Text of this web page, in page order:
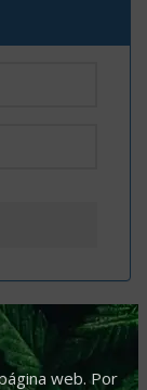
web. Por